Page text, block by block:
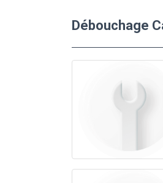
Débouchage